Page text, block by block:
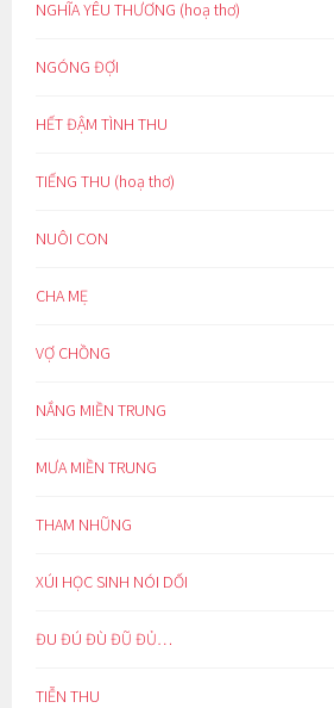
NGHĨA YÊU THƯƠNG (hoạ thơ)
NGÓNG ĐỢI
HẾT ĐẬM TÌNH THU
TIẾNG THU (hoạ thơ)
NUÔI CON
CHA MẸ
VỢ CHỒNG
NẮNG MIỀN TRUNG
MƯA MIỀN TRUNG
THAM NHŨNG
XÚI HỌC SINH NÓI DỐI
ĐU ĐÚ ĐÙ ĐŨ ĐỦ…
TIỄN THU